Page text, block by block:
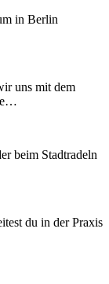
in Berlin
uns mit dem
beim Stadtradeln
du in der Praxis